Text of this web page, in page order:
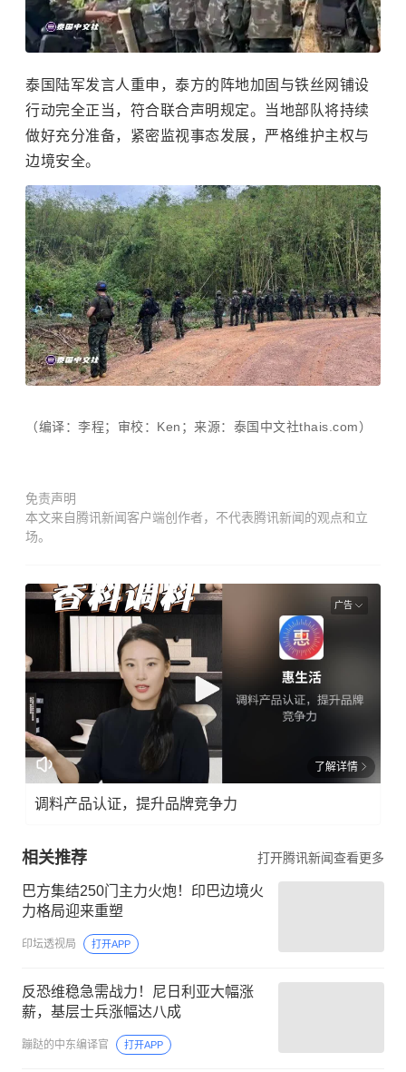
泰国陆军发言人重申，泰方的阵地加固与铁丝网铺设
行动完全正当，符合联合声明规定。当地部队将持续
做好充分准备，紧密监视事态发展，严格维护主权与
边境安全。
（编译：李程；审校：Ken；来源：泰国中文社thais.com）
免责声明
本文来自腾讯新闻客户端创作者，不代表腾讯新闻的观点和立
场。
广告
了解详情
调料产品认证，提升品牌竞争力
相关推荐 打开腾讯新闻查看更多
巴方集结250门主力火炮！印巴边境火
力格局迎来重塑
印坛透视局 打开APP
反恐维稳急需战力！尼日利亚大幅涨
薪，基层士兵涨幅达八成
蹦跶的中东编译官 打开APP